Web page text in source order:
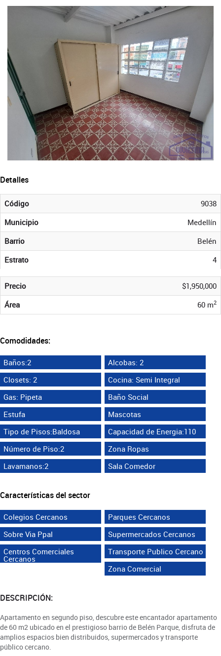
Detalles
Código
9038
Municipio
Medellín
Barrio
Belén
Estrato
4
Precio
$1,950,000
Área
60 m2
Comodidades:
Baños:2
Alcobas: 2
Closets: 2
Cocina: Semi Integral
Gas: Pipeta
Baño Social
Estufa
Mascotas
Tipo de Pisos:Baldosa
Capacidad de Energia:110
Número de Piso:2
Zona Ropas
Lavamanos:2
Sala Comedor
Características del sector
Colegios Cercanos
Parques Cercanos
Sobre Via Ppal
Supermercados Cercanos
Centros Comerciales
Cercanos
Transporte Publico Cercano
Zona Comercial
DESCRIPCIÓN:
Apartamento en segundo piso, descubre este encantador apartamento
de 60 m2 ubicado en el prestigioso barrio de Belén Parque, disfruta de
amplios espacios bien distribuidos, supermercados y transporte
público cercano.